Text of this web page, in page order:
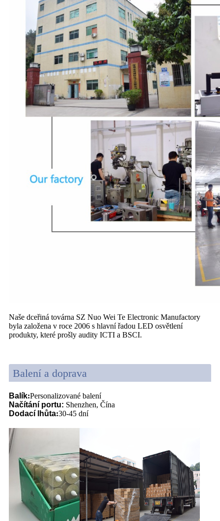
Naše dceřiná továrna SZ Nuo Wei Te Electronic Manufactory
byla založena v roce 2006 s hlavní řadou LED osvětlení
produkty, které prošly audity ICTI a BSCI.
Balení a doprava
Balík:Personalizované balení
Načítání portu: Shenzhen, Čína
Dodací lhůta:30-45 dní